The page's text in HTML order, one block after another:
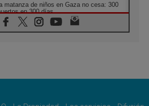
matanza de niños en Gaza no cesa: 300
en 300 días
La guerra desfigura el mundo, solo la
misión al servicio del Evangelio